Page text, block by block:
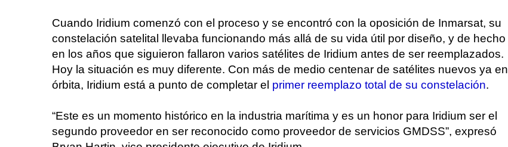
Cuando Iridium comenzó con el proceso y se encontró con la oposición de Inmarsat, su
constelación satelital llevaba funcionando más allá de su vida útil por diseño, y de hecho
en los años que siguieron fallaron varios satélites de Iridium antes de ser reemplazados.
Hoy la situación es muy diferente. Con más de medio centenar de satélites nuevos ya en
órbita, Iridium está a punto de completar el primer reemplazo total de su constelación.
“Este es un momento histórico en la industria marítima y es un honor para Iridium ser el
segundo proveedor en ser reconocido como proveedor de servicios GMDSS”, expresó